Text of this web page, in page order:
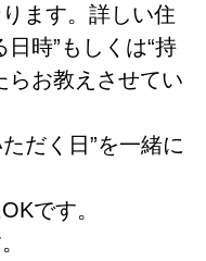
ます。詳しい住
時”もしくは“持
らお教えさせてい
だく日”を一緒に
です。